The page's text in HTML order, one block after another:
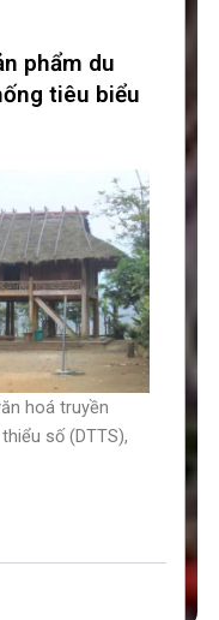
phẩm du
tiêu biểu
hoá truyền
số (DTTS),